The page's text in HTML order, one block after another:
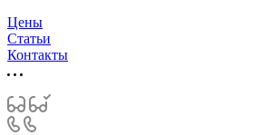
Цены
Статьи
Контакты